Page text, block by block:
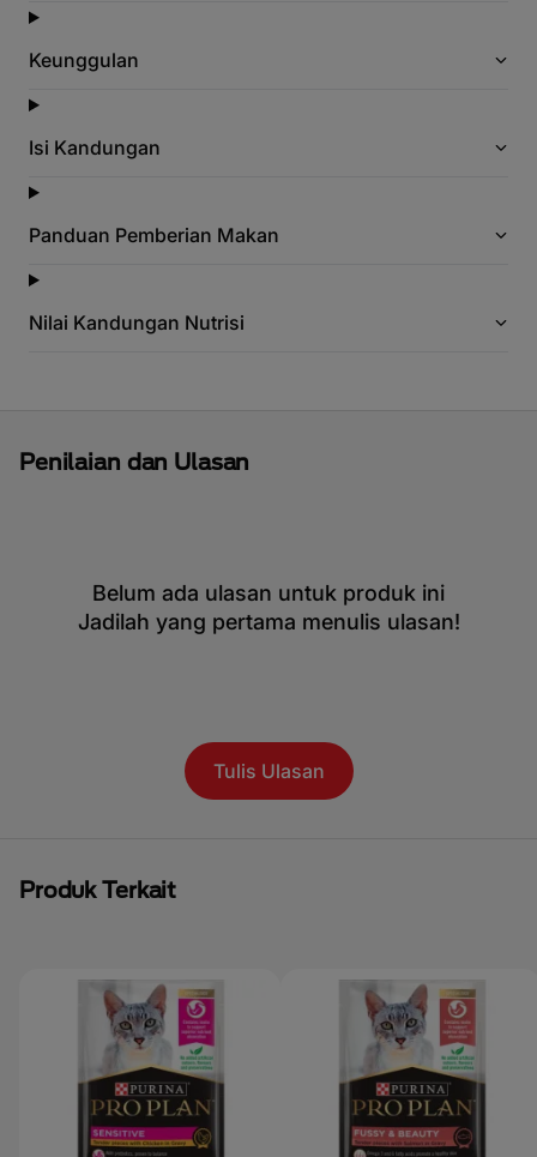
Keunggulan
Isi Kandungan
Panduan Pemberian Makan
Nilai Kandungan Nutrisi
Penilaian dan Ulasan
Belum ada ulasan untuk produk ini
Jadilah yang pertama menulis ulasan!
Tulis Ulasan
Produk Terkait